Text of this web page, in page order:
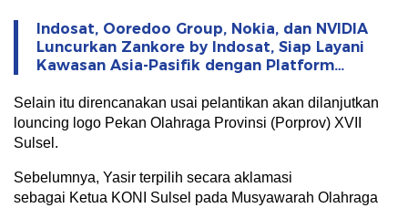
Indosat, Ooredoo Group, Nokia, dan NVIDIA
Luncurkan Zankore by Indosat, Siap Layani
Kawasan Asia-Pasifik dengan Platform
Selain itu direncanakan usai pelantikan akan dilanjutkan
louncing logo Pekan Olahraga Provinsi (Porprov) XVII
Sulsel.
Sebelumnya, Yasir terpilih secara aklamasi
sebagai Ketua KONI Sulsel pada Musyawarah Olahraga